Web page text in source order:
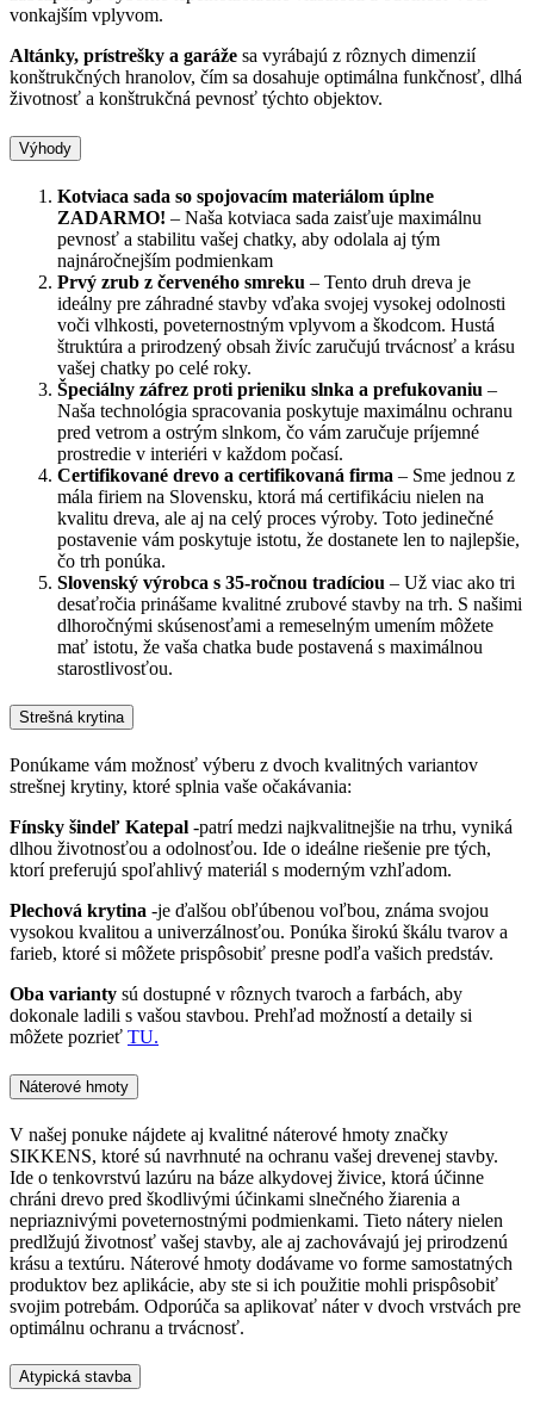
vonkajším vplyvom.
Altánky, prístrešky a garáže sa vyrábajú z rôznych dimenzií
konštrukčných hranolov, čím sa dosahuje optimálna funkčnosť, dlhá
životnosť a konštrukčná pevnosť týchto objektov.
Výhody
Kotviaca sada so spojovacím materiálom úplne
ZADARMO! – Naša kotviaca sada zaisťuje maximálnu
pevnosť a stabilitu vašej chatky, aby odolala aj tým
najnáročnejším podmienkam
Prvý zrub z červeného smreku – Tento druh dreva je
ideálny pre záhradné stavby vďaka svojej vysokej odolnosti
voči vlhkosti, poveternostným vplyvom a škodcom. Hustá
štruktúra a prirodzený obsah živíc zaručujú trvácnosť a krásu
vašej chatky po celé roky.
Špeciálny záfrez proti prieniku slnka a prefukovaniu –
Naša technológia spracovania poskytuje maximálnu ochranu
pred vetrom a ostrým slnkom, čo vám zaručuje príjemné
prostredie v interiéri v každom počasí.
Certifikované drevo a certifikovaná firma – Sme jednou z
mála firiem na Slovensku, ktorá má certifikáciu nielen na
kvalitu dreva, ale aj na celý proces výroby. Toto jedinečné
postavenie vám poskytuje istotu, že dostanete len to najlepšie,
čo trh ponúka.
Slovenský výrobca s 35-ročnou tradíciou – Už viac ako tri
desaťročia prinášame kvalitné zrubové stavby na trh. S našimi
dlhoročnými skúsenosťami a remeselným umením môžete
mať istotu, že vaša chatka bude postavená s maximálnou
starostlivosťou.
Strešná krytina
Ponúkame vám možnosť výberu z dvoch kvalitných variantov
strešnej krytiny, ktoré splnia vaše očakávania:
Fínsky šindeľ Katepal -patrí medzi najkvalitnejšie na trhu, vyniká
dlhou životnosťou a odolnosťou. Ide o ideálne riešenie pre tých,
ktorí preferujú spoľahlivý materiál s moderným vzhľadom.
Plechová krytina -je ďalšou obľúbenou voľbou, známa svojou
vysokou kvalitou a univerzálnosťou. Ponúka širokú škálu tvarov a
farieb, ktoré si môžete prispôsobiť presne podľa vašich predstáv.
Oba varianty sú dostupné v rôznych tvaroch a farbách, aby
dokonale ladili s vašou stavbou. Prehľad možností a detaily si
môžete pozrieť TU.
Náterové hmoty
V našej ponuke nájdete aj kvalitné náterové hmoty značky
SIKKENS, ktoré sú navrhnuté na ochranu vašej drevenej stavby.
Ide o tenkovrstvú lazúru na báze alkydovej živice, ktorá účinne
chráni drevo pred škodlivými účinkami slnečného žiarenia a
nepriaznivými poveternostnými podmienkami. Tieto nátery nielen
predlžujú životnosť vašej stavby, ale aj zachovávajú jej prirodzenú
krásu a textúru. Náterové hmoty dodávame vo forme samostatných
produktov bez aplikácie, aby ste si ich použitie mohli prispôsobiť
svojim potrebám. Odporúča sa aplikovať náter v dvoch vrstvách pre
optimálnu ochranu a trvácnosť.
Atypická stavba